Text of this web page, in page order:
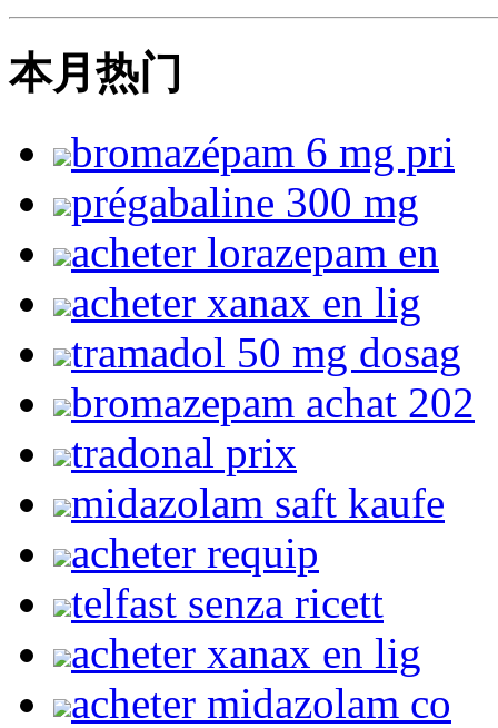
本月热门
bromazépam 6 mg pri
prégabaline 300 mg
acheter lorazepam en
acheter xanax en lig
tramadol 50 mg dosag
bromazepam achat 202
tradonal prix
midazolam saft kaufe
acheter requip
telfast senza ricett
acheter xanax en lig
acheter midazolam co